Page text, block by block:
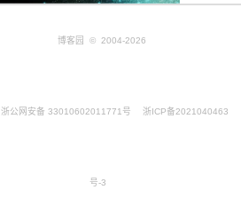
博客园 © 2004-2026
浙公网安备 33010602011771号 浙ICP备2021040463
号-3